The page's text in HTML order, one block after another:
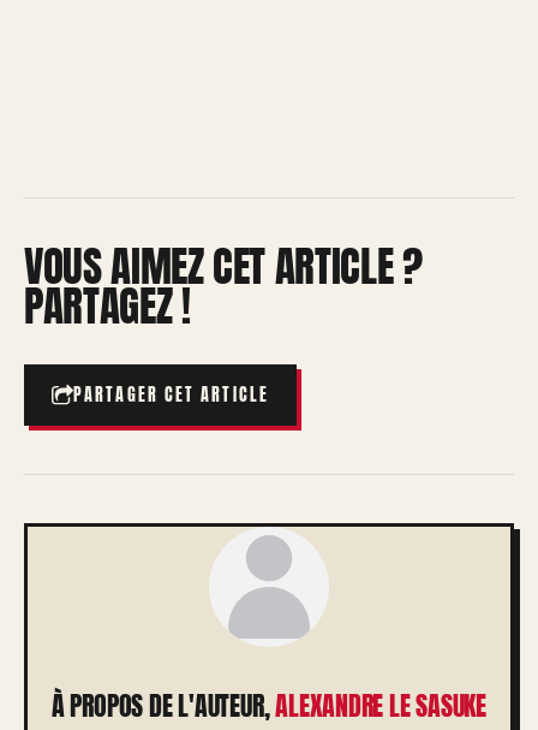
VOUS AIMEZ CET ARTICLE ?
PARTAGEZ !
PARTAGER CET ARTICLE
À PROPOS DE L'AUTEUR,ALEXANDRE LE SASUKE